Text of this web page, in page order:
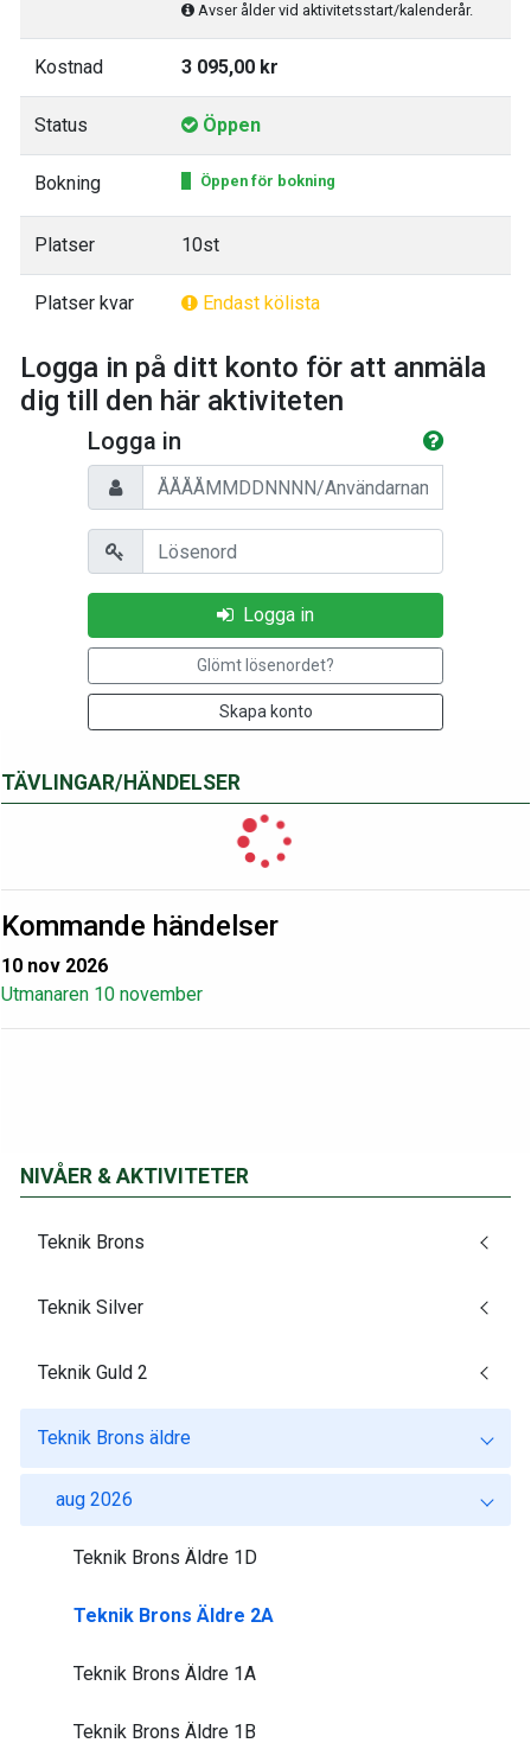
TÄVLINGAR/HÄNDELSER
Kommande händelser
10 nov 2026
Utmanaren 10 november
Avser ålder vid aktivitetsstart/kalenderår.
Kostnad 3 095,00 kr
Status Öppen
Bokning Öppen för bokning
Platser 10st
Platser kvar Endast kölista
Logga in på ditt konto för att anmäla
dig till den här aktiviteten
Logga in
Personnummer/Användarnamn
Lösenord
Logga in
Glömt lösenordet?
Skapa konto
NIVÅER & AKTIVITETER
Teknik Brons
Teknik Silver
Teknik Guld 2
Teknik Brons äldre
aug 2026
Teknik Brons Äldre 1D
Teknik Brons Äldre 2A
Teknik Brons Äldre 1A
Teknik Brons Äldre 1B